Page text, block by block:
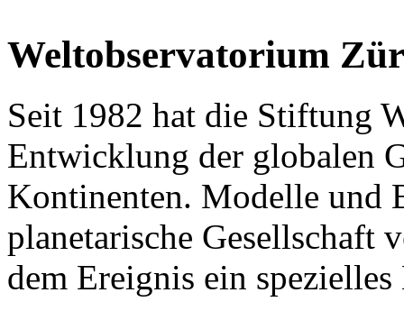
Weltobservatorium
Seit 1982 hat die Stiftung
Entwicklung der globalen
Kontinenten. Modelle und
planetarische Gesellschaft
dem Ereignis ein